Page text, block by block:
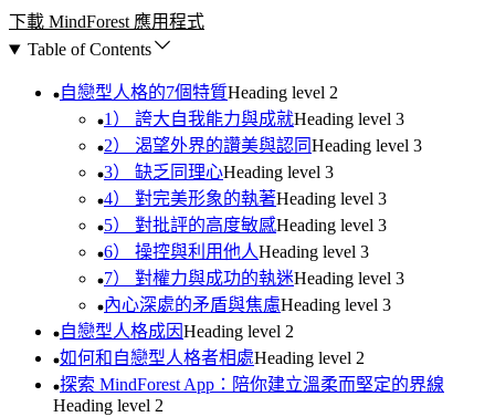
下載 MindForest 應用程式
Table of Contents
自戀型人格的7個特質Heading level 2
1） 誇大自我能力與成就Heading level 3
2） 渴望外界的讚美與認同Heading level 3
3） 缺乏同理心Heading level 3
4） 對完美形象的執著Heading level 3
5） 對批評的高度敏感Heading level 3
6） 操控與利用他人Heading level 3
7） 對權力與成功的執迷Heading level 3
內心深處的矛盾與焦慮Heading level 3
自戀型人格成因Heading level 2
如何和自戀型人格者相處Heading level 2
探索 MindForest App：陪你建立溫柔而堅定的界線
Heading level 2